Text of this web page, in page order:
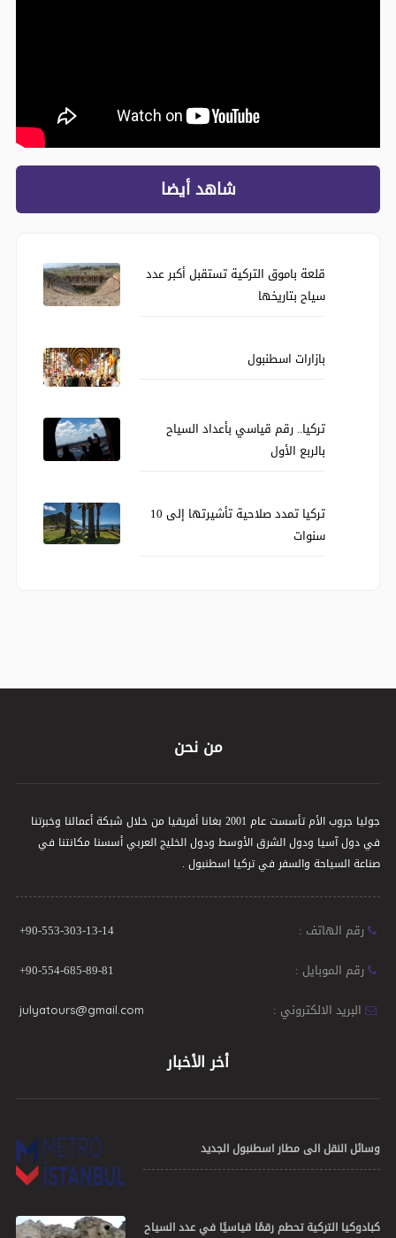
شاهد أيضا
قلعة باموق التركية تستقبل أكبر عدد
سياح بتاريخها
بازارات اسطنبول
تركيا.. رقم قياسي بأعداد السياح
بالربع الأول
تركيا تمدد صلاحية تأشيرتها إلى 10
سنوات
من نحن
جوليا جروب الأم تأسست عام 2001 بغانا أفريقيا من خلال شبكة أعمالنا وخبرتنا
في دول آسيا ودول الشرق الأوسط ودول الخليج العربي أسسنا مكانتنا في
صناعة السياحة والسفر في تركيا اسطنبول .
رقم الهاتف :
+90-553-303-13-14
رقم الموبايل :
+90-554-685-89-81
البريد الالكتروني :
julyatours@gmail.com
أخر الأخبار
وسائل النقل الى مطار اسطنبول الجديد
كبادوكيا التركية تحطم رقمًا قياسيًا في عدد السياح